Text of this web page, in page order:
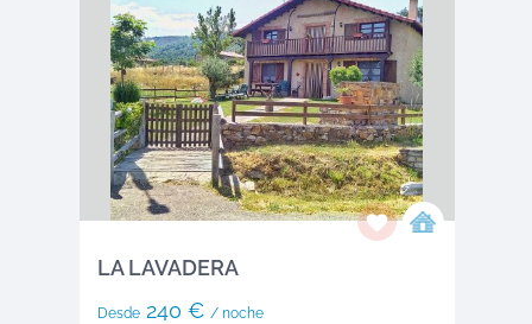
LA LAVADERA
Desde240 € / noche